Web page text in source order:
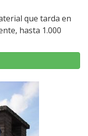
que tarda en
hasta 1.000